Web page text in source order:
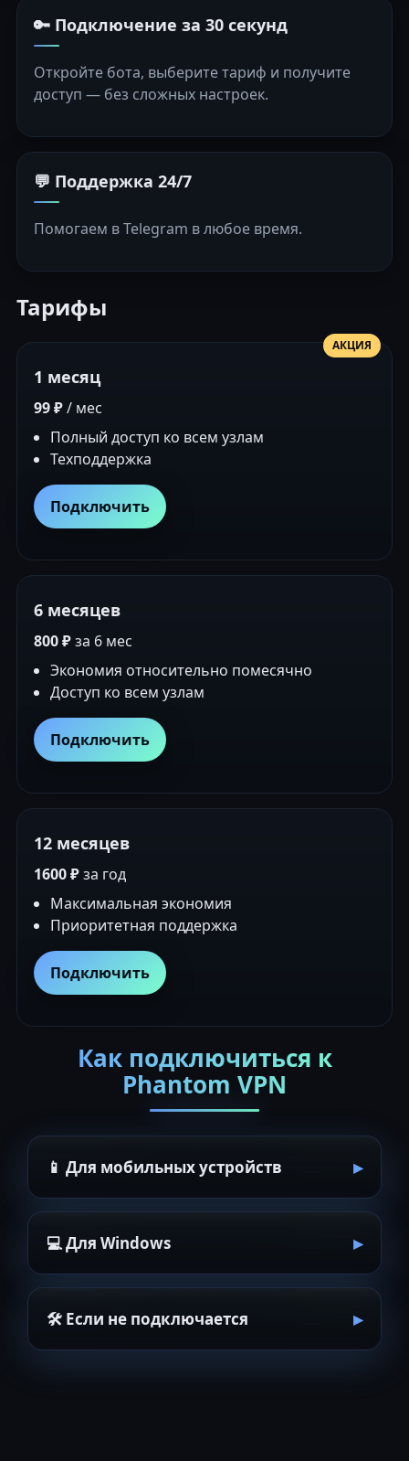
🔑 Подключение за 30 секунд
Откройте бота, выберите тариф и получите
доступ — без сложных настроек.
💬 Поддержка 24/7
Помогаем в Telegram в любое время.
Тарифы
АКЦИЯ
1 месяц
99 ₽/ мес
Полный доступ ко всем узлам
Техподдержка
Подключить
6 месяцев
800 ₽за 6 мес
Экономия относительно помесячно
Доступ ко всем узлам
Подключить
12 месяцев
1600 ₽за год
Максимальная экономия
Приоритетная поддержка
Подключить
Как подключиться к
Phantom VPN
📱 Для мобильных устройств
💻 Для Windows
🛠 Если не подключается